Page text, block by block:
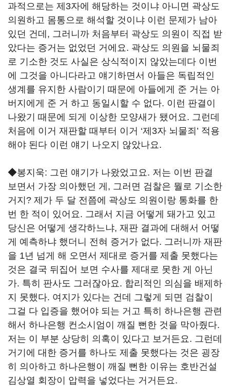
과적으로는 제3자에 해당하는 것이냐 아니면 곽상도
의원하고 몸통으로 해석할 것이냐 이런 문제가 남아
있던 건데, 그러니까 처음부터 곽상도 의원이 직접 받
았다는 증거는 없었던 거에요. 곽상도 의원을 뇌물죄
로 기소한 것도 사실은 상식적이지 않았는데다 이번
에 그것을 아니다라고 얘기하면서 아들은 독립적인
생계를 유지한 사람이기 때문에 아들에게 준 거는 아
버지에게 준 거 하고 동일시할 수 없다. 이런 판결이
나왔기 때문에 되게 이상한 모양새가 됐어요. 그런데
처음에 이거 재판할 때부터 이거 ‘제3자 뇌물죄’ 적용
해야 된다 이런 얘기 나오지 않았나요.
◆봉지욱: 그런 얘기가 나왔었고요. 저는 이번 판결
보면서 가장 의아했던 게, 그러면 검찰은 뭘로 기소한
거지? 제가 두 달 전쯤에 곽상도 의원이랑 통화를 한
번 한 적이 있어요. 그래서 지금 어떻게 돼가고 있고
당신은 어떻게 생각하느냐, 재판 결과에 대해서 어떻
게 예측하냐 했더니 전혀 증거가 없다. 그러니까 재판
을 1년 넘게 해 오면서 제대로 증거를 제출 못했다는
것은 결국 뒤집어 보면 수사를 제대로 못한 게 아닌
가. 특히 판사도 그러잖아요. 합리적인 의심을 배제하
지 못했다. 여지가 있다는 건데 그렇게 되면 검찰이
그걸 다 입증을 했어야 되는 거고 특히 하나은행 관련
해서 하나은행 컨소시엄이 깨질 뻔한 것을 막아줬다.
저는 이 부분 상당히 의혹이 있다고 보거든요. 그런데
거기에 대한 증거를 하나도 제출 못했다는 것은 굉장
히 의아하고 하나은행이 깨질 뻔한 이유는 호반건설
김상열 회장이 압력을 넣었다는 거거든요.